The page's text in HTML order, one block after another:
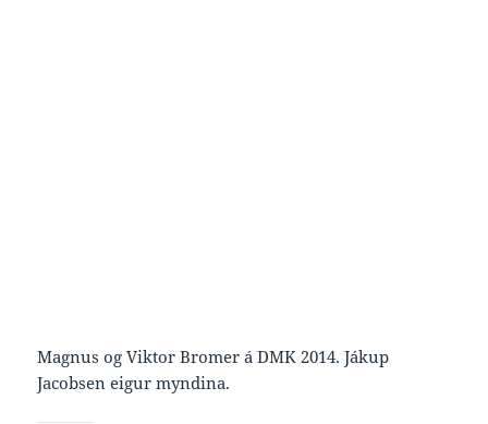
Magnus og Viktor Bromer á DMK 2014. Jákup
Jacobsen eigur myndina.